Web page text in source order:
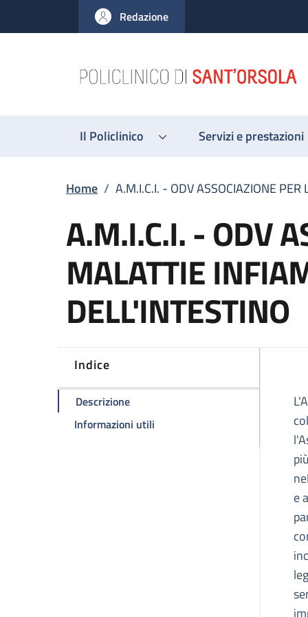
al contenuto principale
to footer content
Redazione
Il Policlinico Servizi e prestazioni
Briciole di pane
Home / A.M.I.C.I. - ODV ASSOCIAZIONE
A.M.I.C.I. - ODV
MALATTIE
DELL'INTESTINO
Indice
Descrizionedella pagina A.M.I.C.I. - ODV
Informazioni utili della pagina A.M.I.C.I. - ODV
e